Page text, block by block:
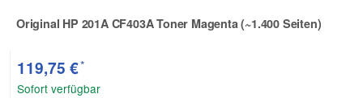
Original HP 201A CF403A Toner Magenta (~1.400 Seiten)
Zur Artikelbewertung
119,75 €*
Sofort verfügbar